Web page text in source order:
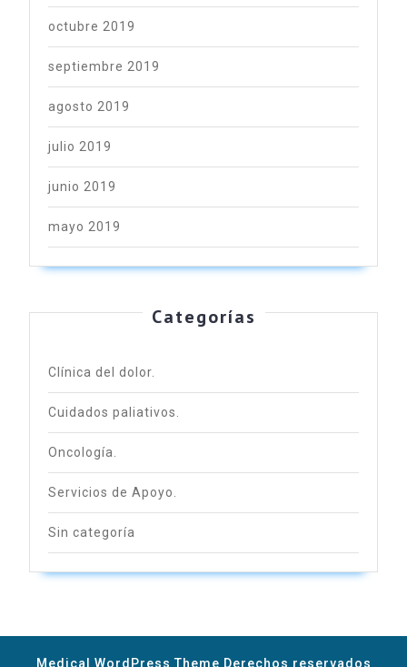
octubre 2019
septiembre 2019
agosto 2019
julio 2019
junio 2019
mayo 2019
Categorías
Clínica del dolor.
Cuidados paliativos.
Oncología.
Servicios de Apoyo.
Sin categoría
Medical WordPress Theme Derechos reservados